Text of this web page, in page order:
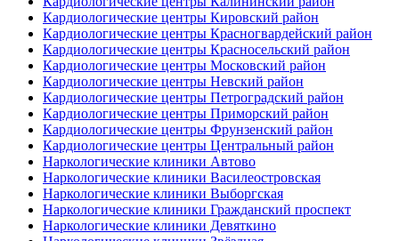
Кардиологические центры Кировский район
Кардиологические центры Красногвардейский район
Кардиологические центры Красносельский район
Кардиологические центры Московский район
Кардиологические центры Невский район
Кардиологические центры Петроградский район
Кардиологические центры Приморский район
Кардиологические центры Фрунзенский район
Кардиологические центры Центральный район
Наркологические клиники Автово
Наркологические клиники Василеостровская
Наркологические клиники Выборгская
Наркологические клиники Гражданский проспект
Наркологические клиники Девяткино